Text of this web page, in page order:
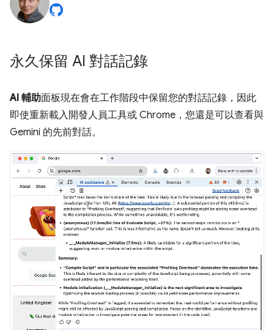
永久保留 AI 對話記錄
AI 輔助面板現在會在工作階段中保留您的對話記錄，因此
即使重新載入開發人員工具或 Chrome，您還是可以查看與
Gemini 的先前對話。